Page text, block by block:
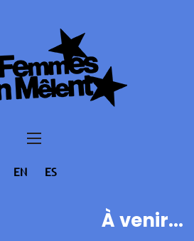
EN ES
À venir...